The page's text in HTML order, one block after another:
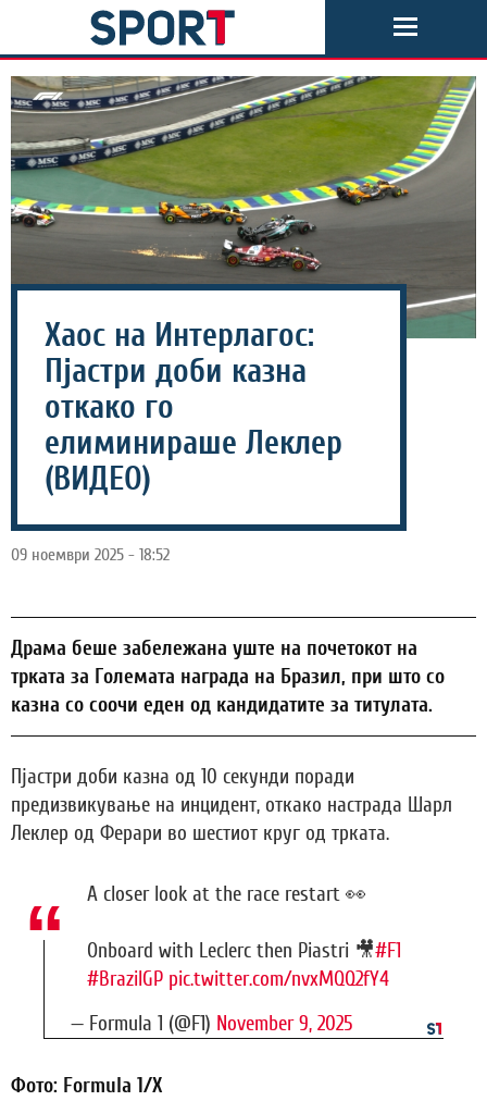
Хаос на Интерлагос:
Пјастри доби казна
откако го
елиминираше Леклер
(ВИДЕО)
09 ноември 2025 - 18:52
Драма беше забележана уште на почетокот на
трката за Големата награда на Бразил, при што со
казна со соочи еден од кандидатите за титулата.
Пјастри доби казна од 10 секунди поради
предизвикување на инцидент, откако настрада Шарл
Леклер од Ферари во шестиот круг од трката.
A closer look at the race restart 👀
Onboard with Leclerc then Piastri 🎥#F1
#BrazilGP pic.twitter.com/nvxMQQ2fY4
— Formula 1 (@F1) November 9, 2025
Фото: Formula 1/X